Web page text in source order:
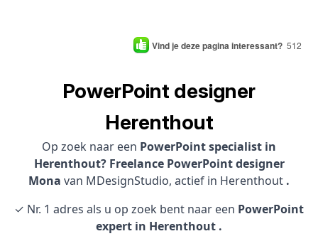
Vind je deze pagina interessant? 512
PowerPoint designer
Herenthout
Op zoek naar een PowerPoint specialist in
Herenthout? Freelance PowerPoint designer
Mona van MDesignStudio, actief in Herenthout .
✓ Nr. 1 adres als u op zoek bent naar een PowerPoint
expert in Herenthout .